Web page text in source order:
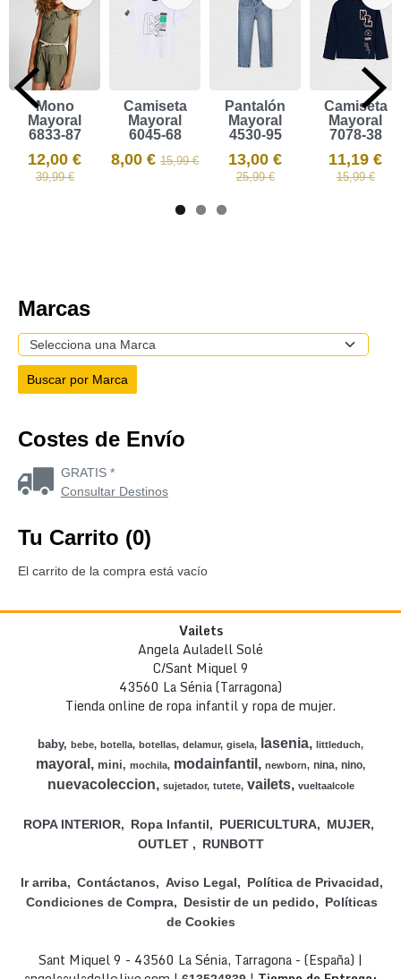
Mono
Mayoral
6833-87
12,00 €
39,99 €
Camiseta
Mayoral
6045-68
8,00 € 15,99 €
Pantalón
Mayoral
4530-95
13,00 €
25,99 €
Camiseta
Mayoral
7078-38
11,19 €
15,99 €
Marcas
Costes de Envío
GRATIS *
Consultar Destinos
Tu Carrito (0)
El carrito de la compra está vacío
Vailets
Angela Auladell Solé
C/Sant Miquel 9
43560 La Sénia (Tarragona)
Tienda online de ropa infantil y ropa de mujer.
baby bebe botella botellas delamur gisela lasenia littleduch
mayoral mini mochila modainfantil newborn nina nino
nuevacoleccion sujetador tutete vailets vueltaalcole
ROPA INTERIOR Ropa Infantil PUERICULTURA
MUJER
OUTLET
RUNBOTT
Ir arriba Contáctanos Aviso Legal
Política de Privacidad
Condiciones de Compra
Desistir de un pedido
Políticas
de Cookies
Sant Miquel 9 - 43560 La Sénia, Tarragona - (España) |